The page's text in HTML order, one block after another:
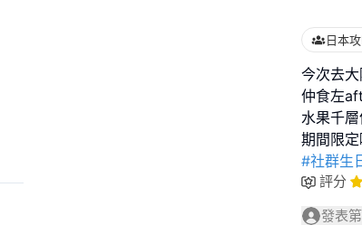
日本
今次去
仲食左
水果千
#社群生
評分
發表